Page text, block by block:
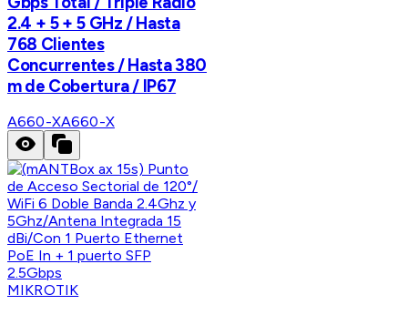
2.4 + 5 + 5 GHz / Hasta
768 Clientes
Concurrentes / Hasta 380
m de Cobertura / IP67
A660-XA660-X
MIKROTIK